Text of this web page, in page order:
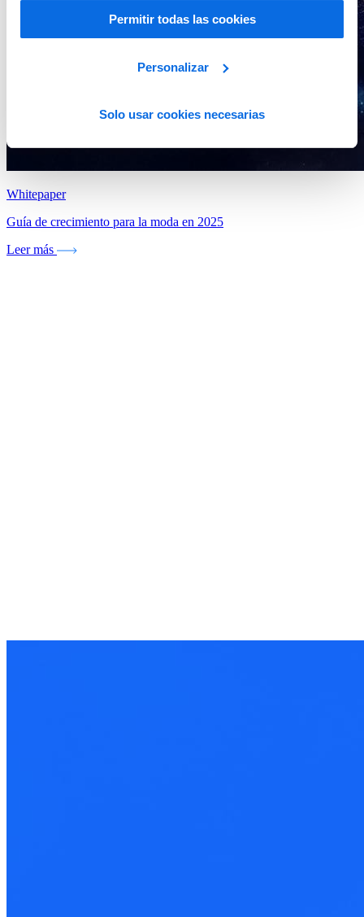
Permitir todas las cookies
Personalizar
Solo usar cookies necesarias
Whitepaper
Guía de crecimiento para la moda en 2025
Leer más